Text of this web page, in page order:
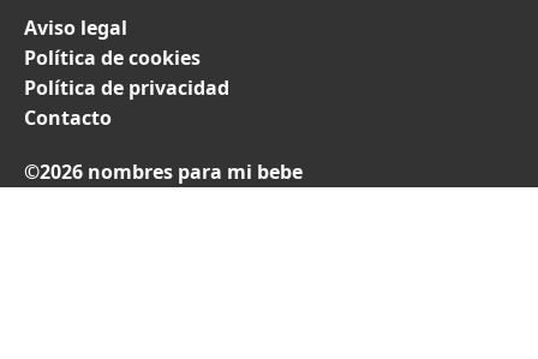
Aviso legal
Política de cookies
Política de privacidad
Contacto
©2026 nombres para mi bebe